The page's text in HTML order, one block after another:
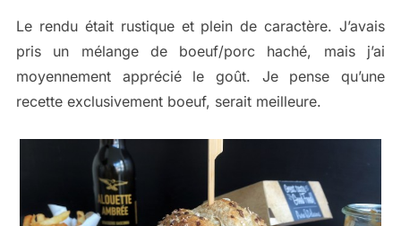
Le rendu était rustique et plein de caractère. J’avais
pris un mélange de boeuf/porc haché, mais j’ai
moyennement apprécié le goût. Je pense qu’une
recette exclusivement boeuf, serait meilleure.